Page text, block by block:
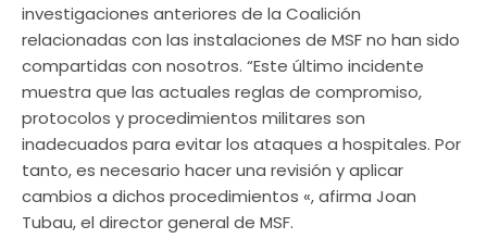
investigaciones anteriores de la Coalición
relacionadas con las instalaciones de MSF no han sido
compartidas con nosotros. “Este último incidente
muestra que las actuales reglas de compromiso,
protocolos y procedimientos militares son
inadecuados para evitar los ataques a hospitales. Por
tanto, es necesario hacer una revisión y aplicar
cambios a dichos procedimientos «, afirma Joan
Tubau, el director general de MSF.